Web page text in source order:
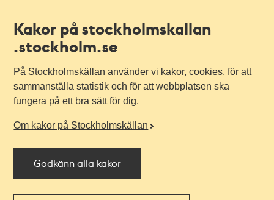
Kakor på stockholmskallan
.stockholm.se
På Stockholmskällan använder vi kakor, cookies, för att
sammanställa statistik och för att webbplatsen ska
fungera på ett bra sätt för dig.
Om kakor på Stockholmskällan
Godkänn alla kakor